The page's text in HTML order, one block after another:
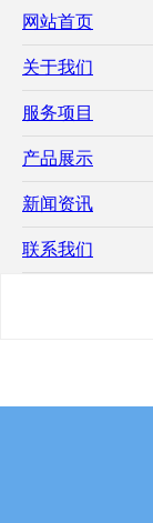
网站首页
关于我们
服务项目
产品展示
新闻资讯
联系我们